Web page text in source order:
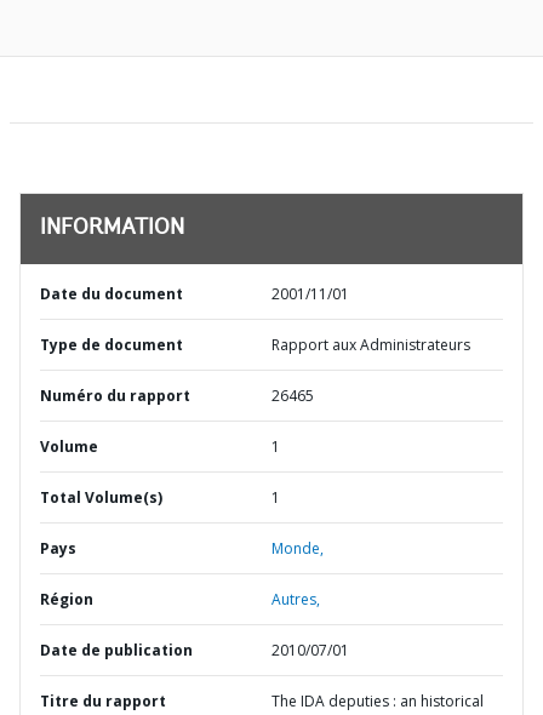
INFORMATION
Date du document 2001/11/01
Type de document Rapport aux Administrateurs
Numéro du rapport 26465
Volume 1
Total Volume(s) 1
Pays Monde,
Région Autres,
Date de publication 2010/07/01
Titre du rapport
The IDA deputies : an historical